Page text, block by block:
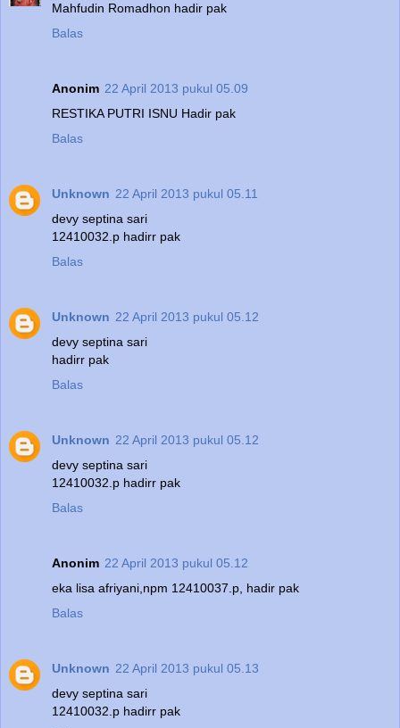
Mahfudin Romadhon hadir pak
Balas
Anonim 22 April 2013 pukul 05.09
RESTIKA PUTRI ISNU Hadir pak
Balas
Unknown 22 April 2013 pukul 05.11
devy septina sari
12410032.p hadirr pak
Balas
Unknown 22 April 2013 pukul 05.12
devy septina sari
hadirr pak
Balas
Unknown 22 April 2013 pukul 05.12
devy septina sari
12410032.p hadirr pak
Balas
Anonim 22 April 2013 pukul 05.12
eka lisa afriyani,npm 12410037.p, hadir pak
Balas
Unknown 22 April 2013 pukul 05.13
devy septina sari
12410032.p hadirr pak